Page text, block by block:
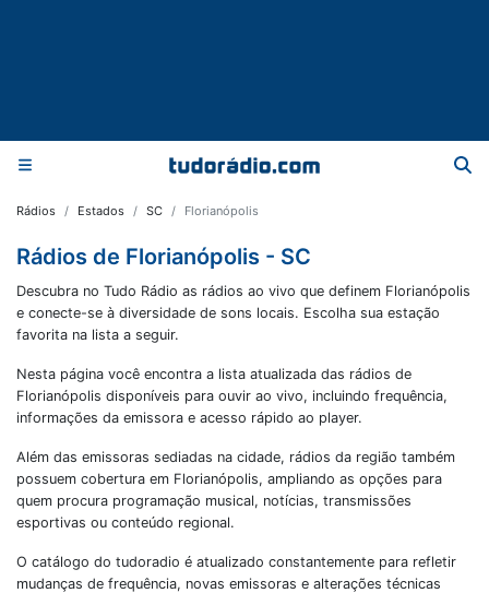
Rádios Estados SC Florianópolis
Rádios de Florianópolis - SC
Descubra no Tudo Rádio as rádios ao vivo que definem Florianópolis
e conecte-se à diversidade de sons locais. Escolha sua estação
favorita na lista a seguir.
Nesta página você encontra a lista atualizada das rádios de
Florianópolis disponíveis para ouvir ao vivo, incluindo frequência,
informações da emissora e acesso rápido ao player.
Além das emissoras sediadas na cidade, rádios da região também
possuem cobertura em Florianópolis, ampliando as opções para
quem procura programação musical, notícias, transmissões
esportivas ou conteúdo regional.
O catálogo do tudoradio é atualizado constantemente para refletir
mudanças de frequência, novas emissoras e alterações técnicas